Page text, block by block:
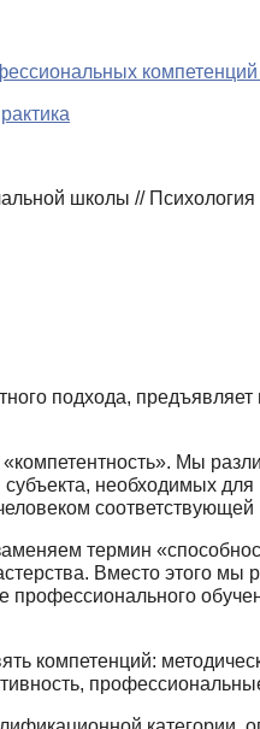
компетенций
школы //
подхода,
Мы
необходимых
термин
Вместо этого мы
компетенций: